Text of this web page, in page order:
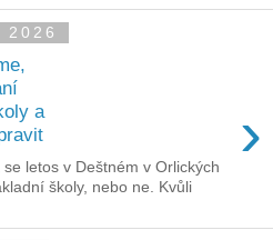
a
›
letos v Deštném v Orlických
školy, nebo ne. Kvůli